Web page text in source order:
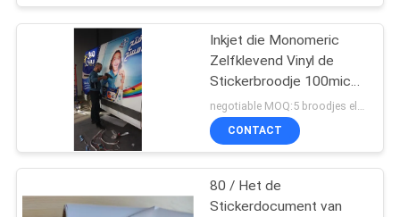
Één Sticker van de
Maniervisie
18
Inkjet die Monomeric
Zelfklevend Vinyl de
Stickerbroodje 100mic
van pvc voor
Autodecoratie drukken
CONTACT
80 / Het de
Stickerdocument van